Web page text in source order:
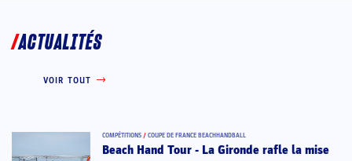
ACTUALITÉS
VOIR TOUT
COMPÉTITIONS / COUPE DE FRANCE BEACHHANDBALL
Beach Hand Tour - La Gironde rafle la mise